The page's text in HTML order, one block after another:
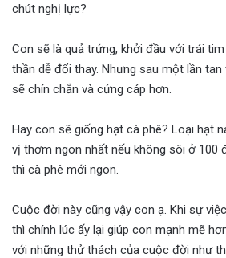
chút nghị lực?
Con sẽ là quả trứng, khởi đầu với trái
thần dễ đổi thay. Nhưng sau một lần
sẽ chín chắn và cứng cáp hơn.
Hay con sẽ giống hạt cà phê? Loại hạt
vị thơm ngon nhất nếu không sôi ở 100
thì cà phê mới ngon.
Cuộc đời này cũng vậy con ạ. Khi sự
thì chính lúc ấy lại giúp con mạnh mẽ
với những thử thách của cuộc đời như